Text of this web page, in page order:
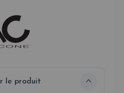
le produit